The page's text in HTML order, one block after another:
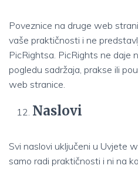
Poveznice na druge web
vaše praktičnosti i ne
PicRightsa. PicRights ne daje
pogledu sadržaja, prakse ili
web stranice.
Naslovi
Svi naslovi uključeni u Uvjete
samo radi praktičnosti i ni na